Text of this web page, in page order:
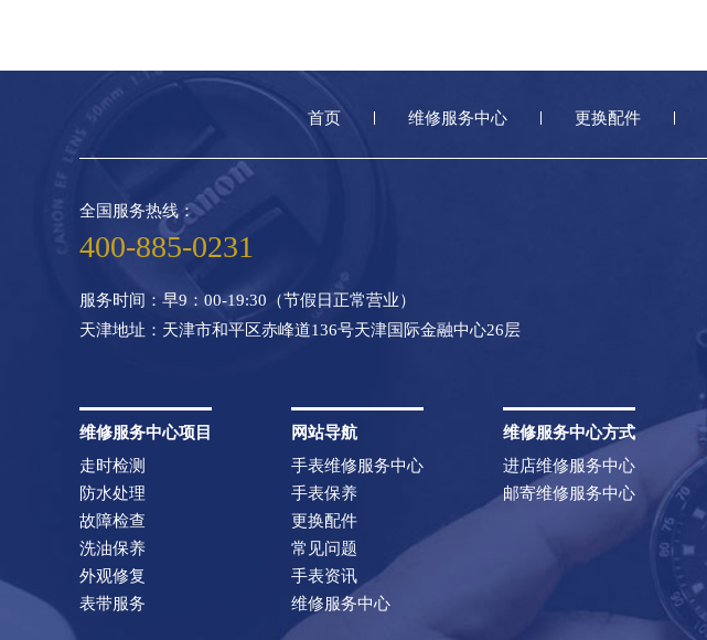
首页 维修服务中心 更换配件
全国服务热线：
400-885-0231
服务时间：早9：00-19:30（节假日正常营业）
天津地址：天津市和平区赤峰道136号天津国际金融中心26层
维修服务中心项目
走时检测
防水处理
故障检查
洗油保养
外观修复
表带服务
网站导航
手表维修服务中心
手表保养
更换配件
常见问题
手表资讯
维修服务中心
维修服务中心方式
进店维修服务中心
邮寄维修服务中心